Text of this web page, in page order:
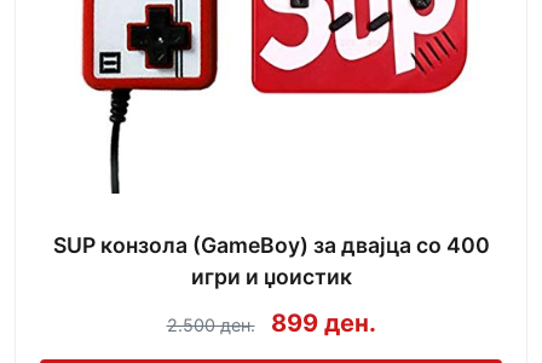
SUP конзола (GameBoy) за двајца со 400
игри и џоистик
2.500 ден. 899 ден.